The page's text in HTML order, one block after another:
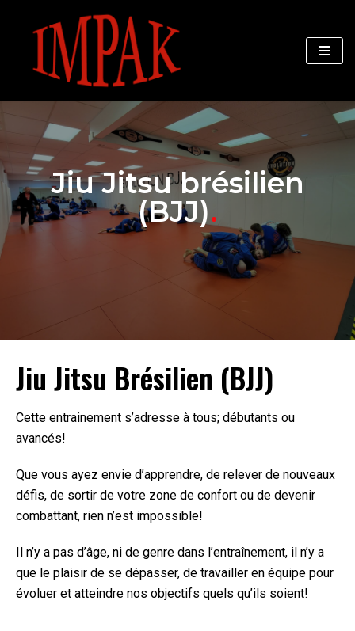
content
Jiu Jitsu brésilien
(BJJ)
Jiu Jitsu Brésilien (BJJ)
Cette entrainement s’adresse à tous; débutants ou
avancés!
Que vous ayez envie d’apprendre, de relever de nouveaux
défis, de sortir de votre zone de confort ou de devenir
combattant, rien n’est impossible!
Il n’y a pas d’âge, ni de genre dans l’entraînement, il n’y a
que le plaisir de se dépasser, de travailler en équipe pour
évoluer et atteindre nos objectifs quels qu’ils soient!